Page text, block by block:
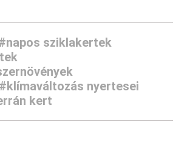
sziklakertek
#klímaváltozás nyertesei
kert